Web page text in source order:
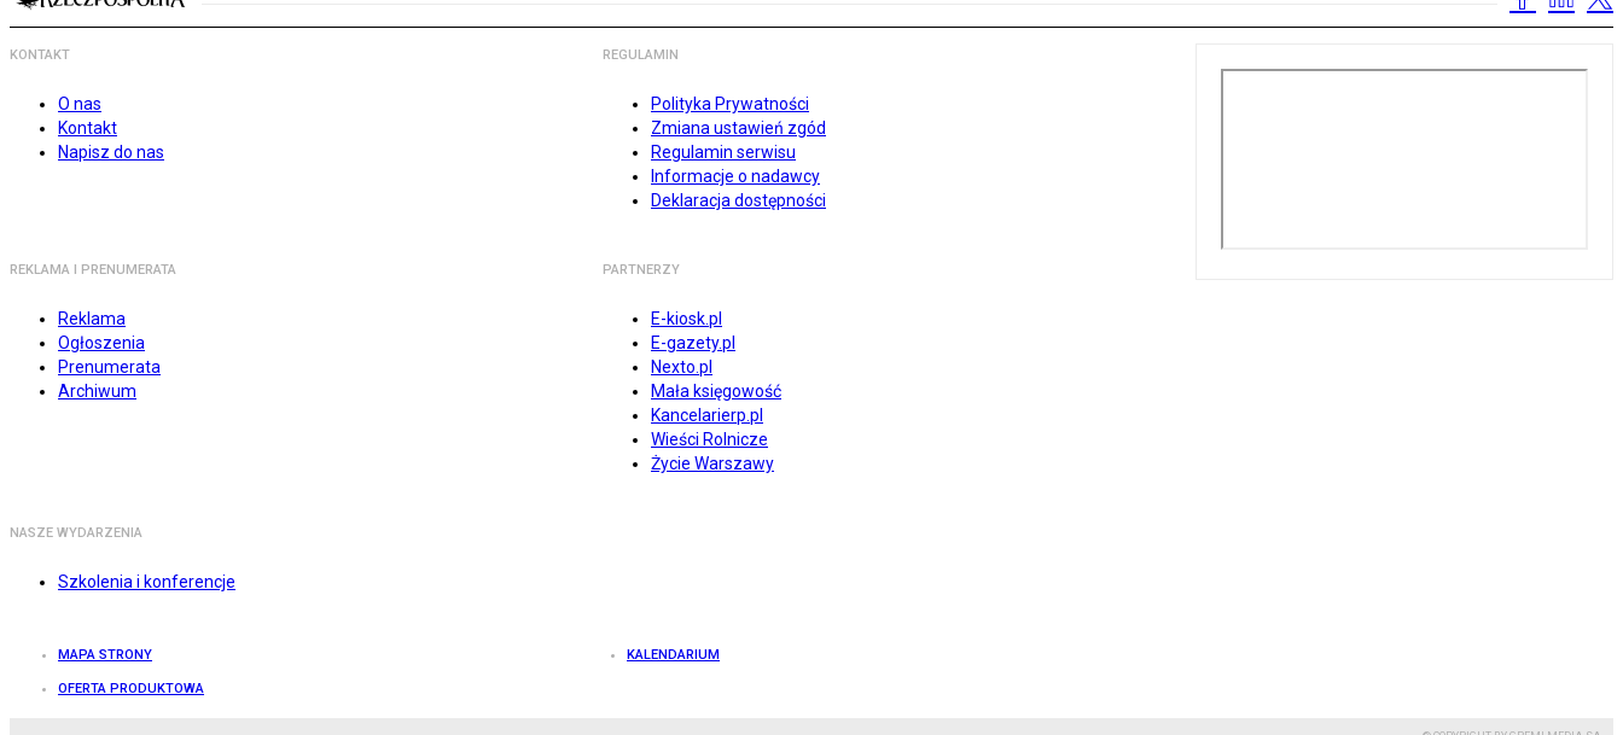
KONTAKT
O nas
Kontakt
Napisz do nas
REGULAMIN
Polityka Prywatności
Zmiana ustawień zgód
Regulamin serwisu
Informacje o nadawcy
Deklaracja dostępności
REKLAMA I PRENUMERATA
Reklama
Ogłoszenia
Prenumerata
Archiwum
PARTNERZY
E-kiosk.pl
E-gazety.pl
Nexto.pl
Mała księgowość
Kancelarierp.pl
Wieści Rolnicze
Życie Warszawy
NASZE WYDARZENIA
Szkolenia i konferencje
MAPA STRONY KALENDARIUM
OFERTA PRODUKTOWA